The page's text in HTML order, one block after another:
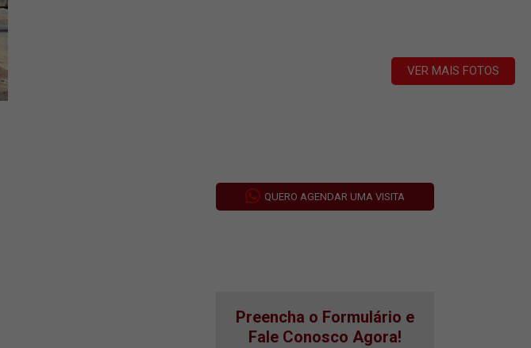
VER MAIS FOTOS
QUERO AGENDAR UMA VISITA
Preencha o Formulário e
Fale Conosco Agora!